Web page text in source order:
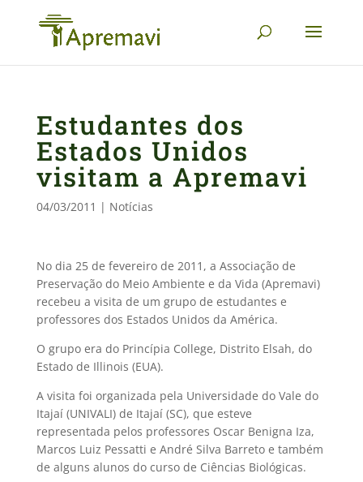
Estudantes dos
Estados Unidos
visitam a Apremavi
04/03/2011 | Notícias
No dia 25 de fevereiro de 2011, a Associação de
Preservação do Meio Ambiente e da Vida (Apremavi)
recebeu a visita de um grupo de estudantes e
professores dos Estados Unidos da América.
O grupo era do Princípia College, Distrito Elsah, do
Estado de Illinois (EUA).
A visita foi organizada pela Universidade do Vale do
Itajaí (UNIVALI) de Itajaí (SC), que esteve
representada pelos professores Oscar Benigna Iza,
Marcos Luiz Pessatti e André Silva Barreto e também
de alguns alunos do curso de Ciências Biológicas.